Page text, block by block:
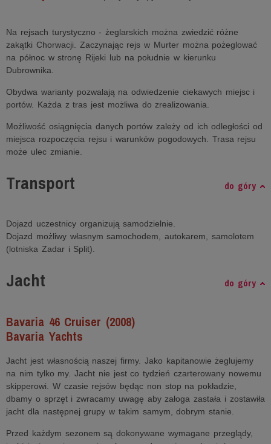
Na rejsach turystyczno - żeglarskich można zwiedzić różne
zakątki Chorwacji. Zaczynając rejs w Murter można pożeglować
na północ w stronę Rijeki lub na południe w kierunku
Dubrownika.
Obydwa warianty pozwalają na odwiedzenie ciekawych miejsc i
portów. Każda z tras jest możliwa do zrealizowania.
Możliwość osiągnięcia danych portów zależy od ich odległości od
miejsca rozpoczęcia rejsu i warunków pogodowych. Trasa rejsu
może ulec zmianie.
Transport do góry
Dojazd uczestnicy organizują samodzielnie.
Dojazd możliwy własnym samochodem, autokarem, samolotem
(lotniska Zadar i Split).
Jacht do góry
Bavaria 46 Cruiser (2008)
Bavaria Yachts
Jacht jest własnością naszej firmy. Jako kapitanowie żeglujemy
na nim tylko my. Jacht nie jest co tydzień czarterowany nowemu
skipperowi. W czasie rejsów będąc non stop na pokładzie,
dbamy o sprzęt i zwracamy uwagę aby załoga zastała i zostawiła
jacht dla następnej grupy w takim samym, dobrym stanie.
Przed każdym sezonem są dokonywane wymagane przeglądy,